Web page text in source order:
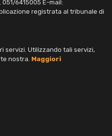
6415005 E-mail:
registrata al tribunale di
servizi. Utilizzando tali servizi,
nostra. Maggiori